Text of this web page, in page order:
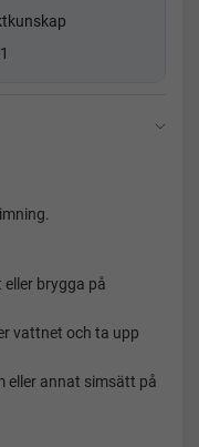
brygga på
vattnet och ta upp
eller annat simsätt på